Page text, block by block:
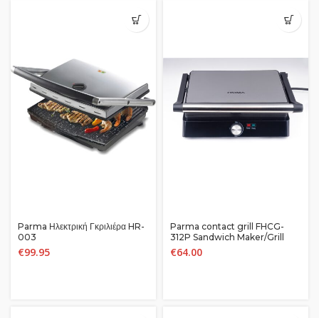
Parma Ηλεκτρική Γκριλιέρα HR-
003
€99.95
Parma contact grill FHCG-
312P Sandwich Maker/Grill
€64.00